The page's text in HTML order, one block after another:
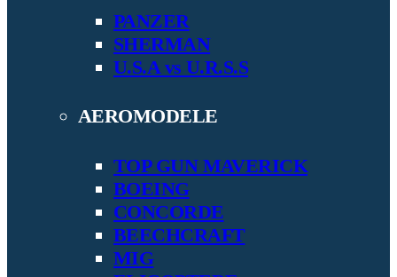
PANZER
SHERMAN
U.S.A vs U.R.S.S
AEROMODELE
TOP GUN MAVERICK
BOEING
CONCORDE
BEECHCRAFT
MIG